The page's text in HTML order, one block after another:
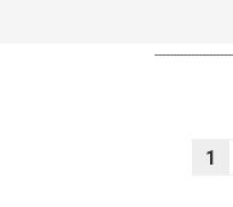
1